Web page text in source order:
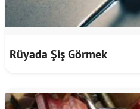
Rüyada Şiş Görmek